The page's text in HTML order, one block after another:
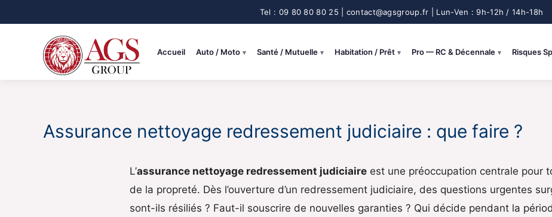
au
Accueil Auto / Moto Santé / Mutuelle Habitation / Prêt Pro — RC & Décennale Risques
Assurance nettoyage redressement judiciaire : que faire ?
L’assurance nettoyage redressement judiciaire est une préoccupation centrale pour
de la propreté. Dès l’ouverture d’un redressement judiciaire, des questions urgentes
sont-ils résiliés ? Faut-il souscrire de nouvelles garanties ? Qui décide pendant la